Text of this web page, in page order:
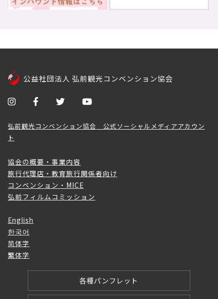
公益社団法人 弘前観光コンベンション協会
弘前観光コンベンション協会 公式ソーシャルメディアアカウン
ト
協会の概要・事業内容
旅行代理店・教育旅行関係者向け
コンベンション・MICE
弘前フィルムコミッション
English
한국어
简体字
繁体字
各種パンフレット